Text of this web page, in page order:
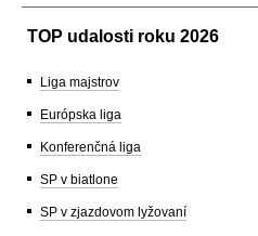
TOP udalosti roku 2026
Liga majstrov
Európska liga
Konferenčná liga
SP v biatlone
SP v zjazdovom lyžovaní